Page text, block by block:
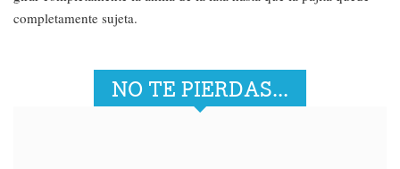
completamente sujeta.
NO TE PIERDAS...